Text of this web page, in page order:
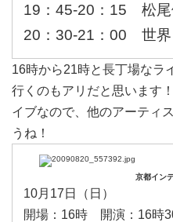
19：45-20：15 松尾
20：30-21：00 世界
16時から21時と長丁場なラ
行くのもアリだと思います
イブなので、他のアーティ
うね！
京都イン
10月17日（日）
開場：16時 開演：16時